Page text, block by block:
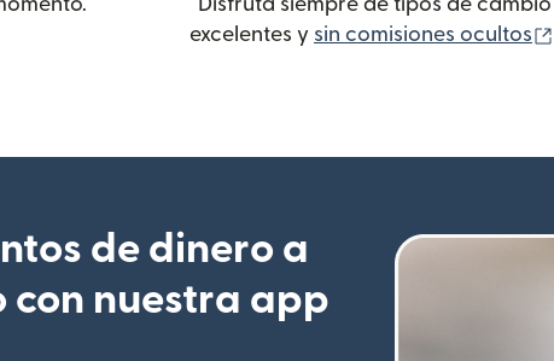
Disfruta siempre de tipos de cambio
excelentes y sin comisiones ocultos
de dinero a
con nuestra app